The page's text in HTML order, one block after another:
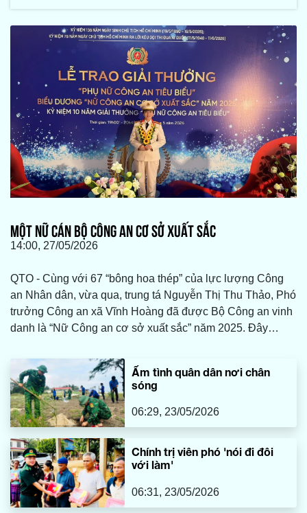
MỘT NỮ CÁN BỘ CÔNG AN CƠ SỞ XUẤT SẮC
14:00, 27/05/2026
QTO - Cùng với 67 “bông hoa thép” của lực lượng Công
an Nhân dân, vừa qua, trung tá Nguyễn Thị Thu Thảo, Phó
trưởng Công an xã Vĩnh Hoàng đã được Bộ Công an vinh
danh là “Nữ Công an cơ sở xuất sắc” năm 2025. Đây
đáng cho những cống hiến, nỗ lực của một nữ chiến sĩ
Công an luôn tận tụy, gần dân, vì Nhân dân phục vụ.
Ấm tình quân dân nơi chân
sóng
06:29, 23/05/2026
Chính trị viên phó 'nói đi đôi
với làm'
06:31, 23/05/2026